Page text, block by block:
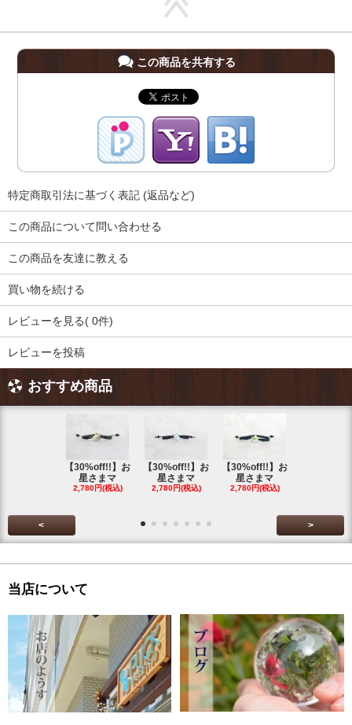
この商品を共有する
特定商取引法に基づく表記 (返品など)
この商品について問い合わせる
この商品を友達に教える
買い物を続ける
レビューを見る( 0件)
レビューを投稿
おすすめ商品
【30%off!!】お
星さまマ
2,780円(税込)
【30%off!!】お
星さまマ
2,780円(税込)
【30%off!!】お
星さまマ
2,780円(税込)
< >
当店について